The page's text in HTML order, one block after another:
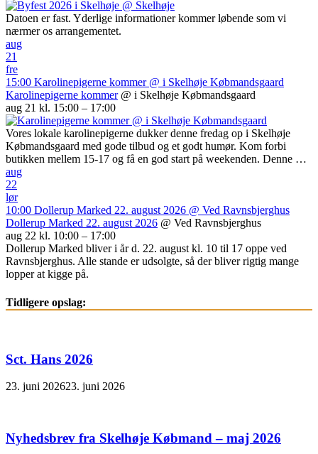
Datoen er fast. Yderlige informationer kommer løbende som vi
nærmer os arrangementet.
aug
21
fre
15:00 Karolinepigerne kommer @ i Skelhøje Købmandsgaard
Karolinepigerne kommer @ i Skelhøje Købmandsgaard
aug 21 kl. 15:00 – 17:00
Vores lokale karolinepigerne dukker denne fredag op i Skelhøje
Købmandsgaard med gode tilbud og et godt humør. Kom forbi
butikken mellem 15-17 og få en god start på weekenden. Denne …
aug
22
lør
10:00 Dollerup Marked 22. august 2026 @ Ved Ravnsbjerghus
Dollerup Marked 22. august 2026 @ Ved Ravnsbjerghus
aug 22 kl. 10:00 – 17:00
Dollerup Marked bliver i år d. 22. august kl. 10 til 17 oppe ved
Ravnsbjerghus. Alle stande er udsolgte, så der bliver rigtig mange
lopper at kigge på.
Tidligere opslag:
Sct. Hans 2026
23. juni 202623. juni 2026
Nyhedsbrev fra Skelhøje Købmand – maj 2026